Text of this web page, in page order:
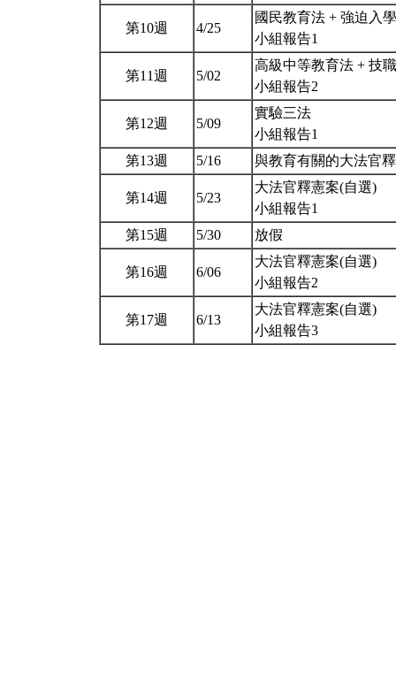
第10週 4/25
國民教育法 + 強迫入
小組報告1
第11週 5/02
高級中等教育法 + 技
小組報告2
第12週 5/09
實驗三法
小組報告1
第13週
5/16 與教育有關的大法官
第14週 5/23
大法官釋憲案(自選)
小組報告1
第15週
5/30 放假
第16週 6/06
大法官釋憲案(自選)
小組報告2
第17週 6/13
大法官釋憲案(自選)
小組報告3